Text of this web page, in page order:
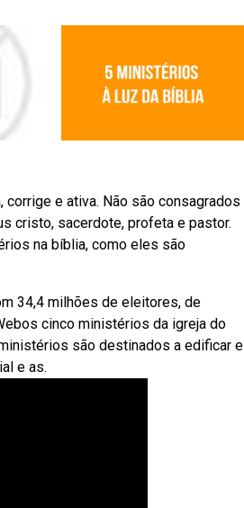
e ativa. Não são consagrados
cristo, sacerdote, profeta e pastor.
na bíblia, como eles são
34,4 milhões de eleitores, de
cinco ministérios da igreja do
são destinados a edificar e
e as.